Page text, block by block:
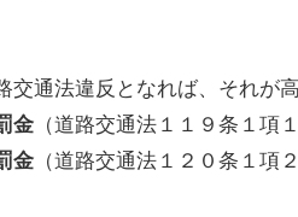
交通法違反となれば、それが
金 （道路交通法１１９条１項
金 （道路交通法１２０条１項